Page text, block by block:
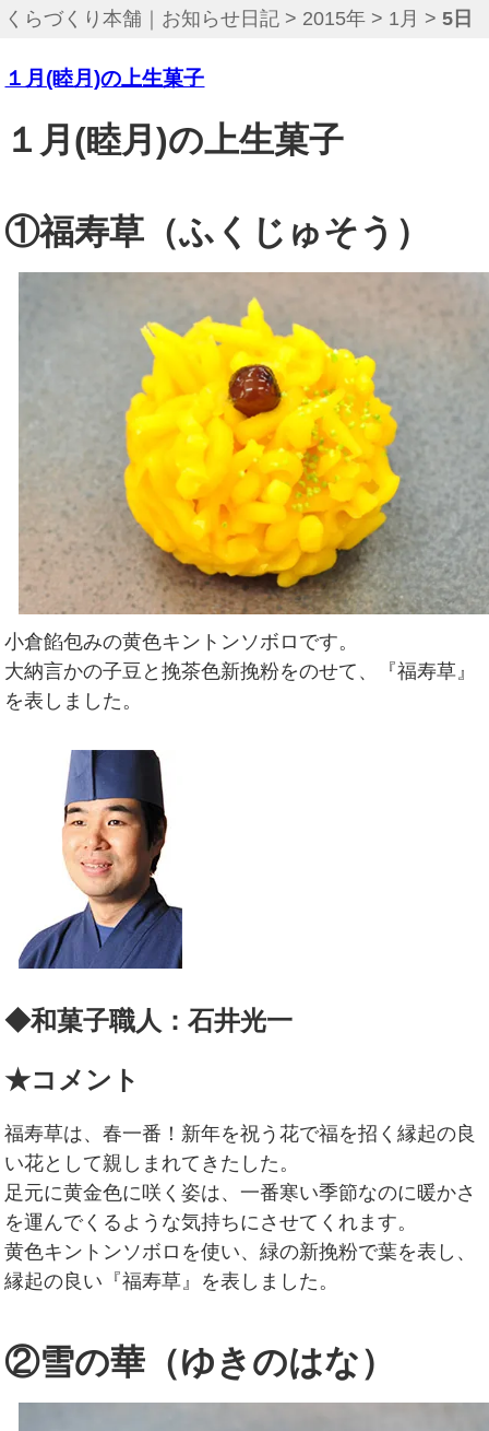
くらづくり本舗｜お知らせ日記 > 2015年 > 1月 >5日
１月(睦月)の上生菓子
１月(睦月)の上生菓子
①福寿草（ふくじゅそう）
小倉餡包みの黄色キントンソボロです。
大納言かの子豆と挽茶色新挽粉をのせて、『福寿草』
を表しました。
◆和菓子職人：石井光一
★コメント
福寿草は、春一番！新年を祝う花で福を招く縁起の良
い花として親しまれてきたした。
足元に黄金色に咲く姿は、一番寒い季節なのに暖かさ
を運んでくるような気持ちにさせてくれます。
黄色キントンソボロを使い、緑の新挽粉で葉を表し、
縁起の良い『福寿草』を表しました。
②雪の華（ゆきのはな）